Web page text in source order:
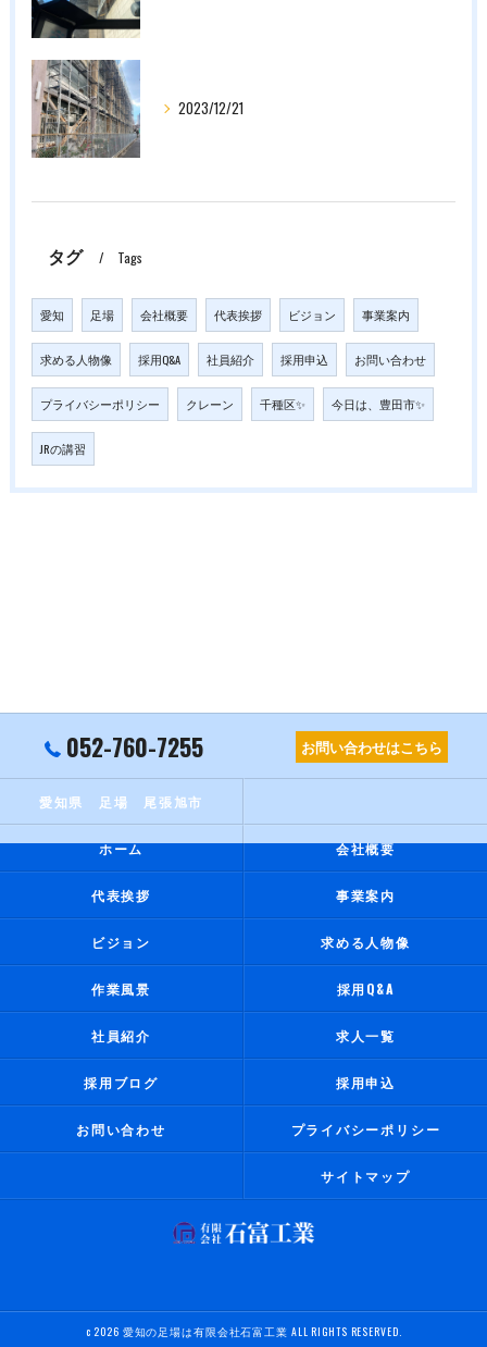
2023/12/21
タグ Tags
愛知 足場 会社概要 代表挨拶 ビジョン 事業案内
求める人物像 採用Q&A 社員紹介 採用申込 お問い合わせ
プライバシーポリシー クレーン 千種区✨ 今日は、豊田市✨
JRの講習
052-760-7255 お問い合わせはこちら
愛知県 足場 尾張旭市
ホーム 会社概要
代表挨拶 事業案内
ビジョン 求める人物像
作業風景 採用Q&A
社員紹介 求人一覧
採用ブログ 採用申込
お問い合わせ プライバシーポリシー
サイトマップ
c 2026 愛知の足場は有限会社石富工業 ALL RIGHTS RESERVED.